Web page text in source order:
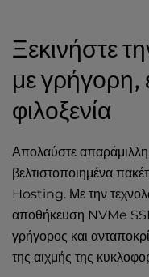
Ξεκινήστε
με γρήγορη,
φιλοξενία
Απολαύστε απαράμιλλη
βελτιστοποιημένα
Hosting. Με την
αποθήκευση NVMe
γρήγορος και
της αιχμής της